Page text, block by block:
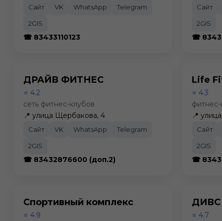
Сайт VK WhatsApp Telegram
2GIS
☎ 83433110123
Сайт
2GIS
☎
ДРАЙВ ФИТНЕС
⭐ 4.2
сеть фитнес-клубов
📍 улица Щербакова, 4
Сайт VK WhatsApp Telegram
2GIS
☎ 83432876600 (доп.2)
Life
⭐ 4.3
📍
Сайт
2GIS
☎
Спортивный комплекс
⭐ 4.9
ДИВС
⭐ 4.7